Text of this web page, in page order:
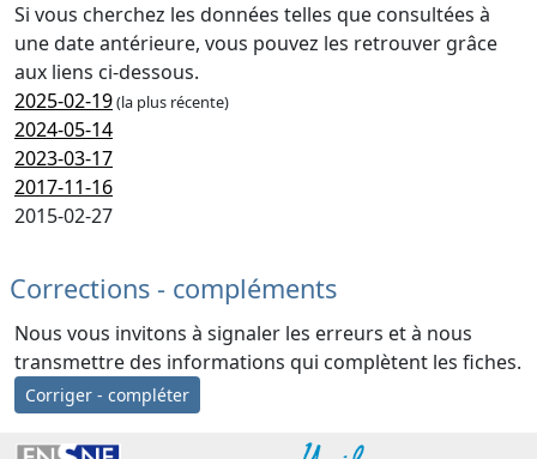
Si vous cherchez les données telles que consultées à
une date antérieure, vous pouvez les retrouver grâce
aux liens ci-dessous.
2025-02-19(la plus récente)
2024-05-14
2023-03-17
2017-11-16
2015-02-27
Corrections - compléments
Nous vous invitons à signaler les erreurs et à nous
transmettre des informations qui complètent les fiches.
Corriger - compléter